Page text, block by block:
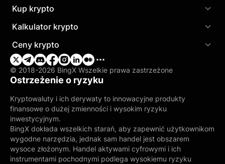
Kup krypto
Kalkulator krypto
Ceny krypto
© 2018-2026 BingX Wszelkie prawa zastrzeżone
Ostrzeżenie o ryzyku
Kryptowaluty i ich derywaty to innowacyjne produkty
finansowe o dużej zmienności i wysokim ryzyku
inwestycyjnym.
BingX dokłada wszelkich starań, aby zapewnić użytkownikom
wygodne narzędzia, jednak sam handel jest obszarem
wysoce złożonym. Handel aktywami cyfrowymi i ich
instrumentami pochodnymi podlega wysokiemu ryzyku